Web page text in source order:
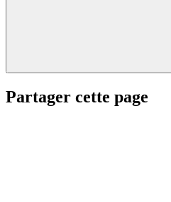
Partager cette page